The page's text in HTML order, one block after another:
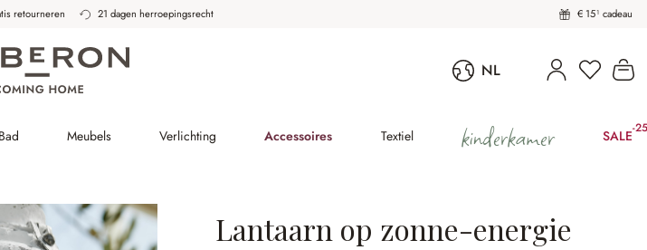
retourneren 21 dagen herroepingsrecht € 15¹ cadeau
NL U heeft
Bad Meubels Verlichting Accessoires Textiel kinderkamer SALE-
Lantaarn op zonne-energie